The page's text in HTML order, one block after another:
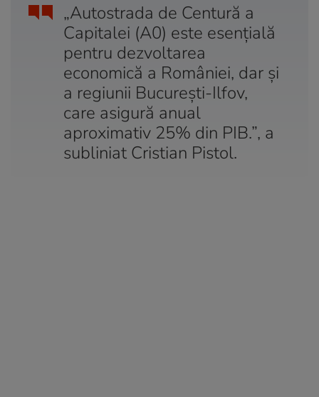
„Autostrada de Centură a
Capitalei (A0) este esențială
pentru dezvoltarea
economică a României, dar și
a regiunii București-Ilfov,
care asigură anual
aproximativ 25% din PIB.”, a
subliniat Cristian Pistol.